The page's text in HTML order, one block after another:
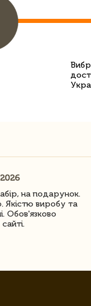
на подарунок.
Якістю виробу та
Обов'язково